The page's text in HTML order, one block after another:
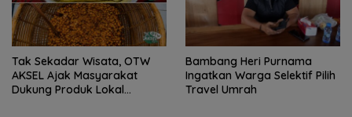
Tak Sekadar Wisata, OTW
AKSEL Ajak Masyarakat
Dukung Produk Lokal
Bambang Heri Purnama
Ingatkan Warga Selektif Pilih
Travel Umrah